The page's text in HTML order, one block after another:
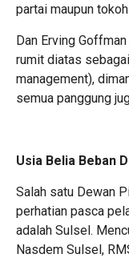
partai maupun
Dan Erving
rumit diatas
management),
semua panggung
Usia Belia Beban
Salah satu Dewan
perhatian pasca
adalah Sulsel.
Nasdem Sulsel,